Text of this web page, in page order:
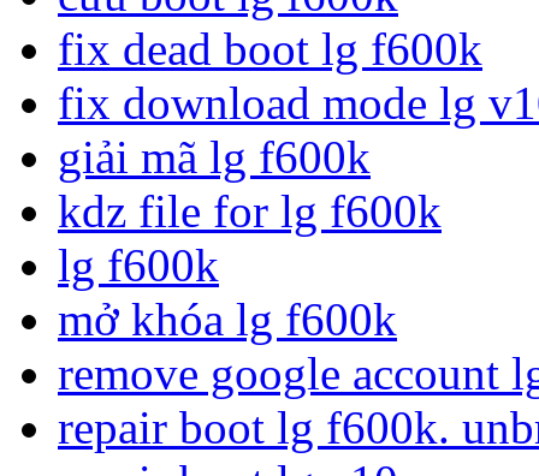
fix dead boot lg f600k
fix download mode lg
giải mã lg f600k
kdz file for lg f600k
lg f600k
mở khóa lg f600k
remove google account
repair boot lg f600k.